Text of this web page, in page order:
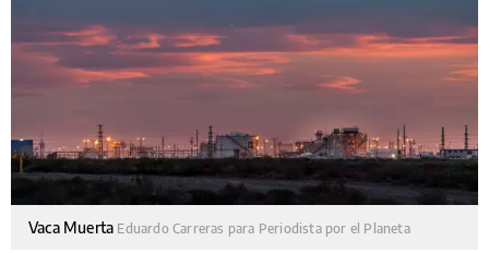
Vaca Muerta Eduardo Carreras para Periodista por el Planeta